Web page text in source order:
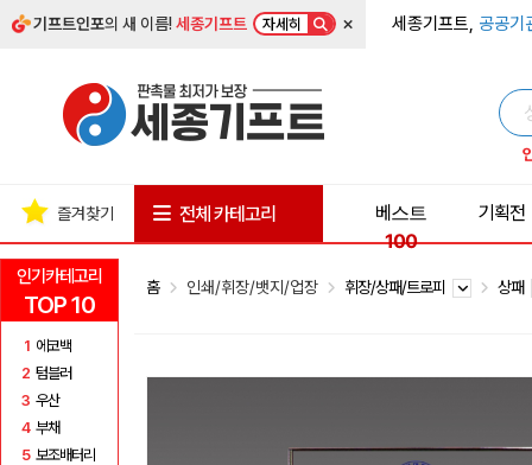
기프트인포의 새 이름!세종기프트 자세히 × 세종기프트, 공공기
인기카테고리
TOP 10
1 에코백
2 텀블러
3 우산
4 부채
5 보조배터리
즐겨찾기 전체 카테고리
베스트
100
기획전
홈 인쇄/휘장/뱃지/업장 휘장/상패/트로피 상패